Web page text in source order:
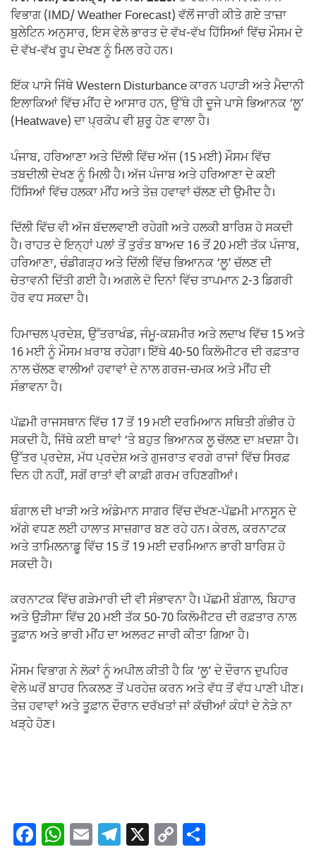
ਵਿਭਾਗ (IMD/ Weather Forecast) ਵੱਲੋਂ ਜਾਰੀ ਕੀਤੇ ਗਏ ਤਾਜ਼ਾ
ਬੁਲੇਟਿਨ ਅਨੁਸਾਰ, ਇਸ ਵੇਲੇ ਭਾਰਤ ਦੇ ਵੱਖ-ਵੱਖ ਹਿੱਸਿਆਂ ਵਿੱਚ ਮੌਸਮ ਦੇ
ਦੋ ਵੱਖ-ਵੱਖ ਰੂਪ ਦੇਖਣ ਨੂੰ ਮਿਲ ਰਹੇ ਹਨ।
ਇੱਕ ਪਾਸੇ ਜਿੱਥੇ Western Disturbance ਕਾਰਨ ਪਹਾੜੀ ਅਤੇ ਮੈਦਾਨੀ
ਇਲਾਕਿਆਂ ਵਿੱਚ ਮੀਂਹ ਦੇ ਆਸਾਰ ਹਨ, ਉੱਥੇ ਹੀ ਦੂਜੇ ਪਾਸੇ ਭਿਆਨਕ ‘ਲੂ’
(Heatwave) ਦਾ ਪ੍ਰਕੋਪ ਵੀ ਸ਼ੁਰੂ ਹੋਣ ਵਾਲਾ ਹੈ।
ਪੰਜਾਬ, ਹਰਿਆਣਾ ਅਤੇ ਦਿੱਲੀ ਵਿੱਚ ਅੱਜ (15 ਮਈ) ਮੌਸਮ ਵਿੱਚ
ਤਬਦੀਲੀ ਦੇਖਣ ਨੂੰ ਮਿਲੀ ਹੈ। ਅੱਜ ਪੰਜਾਬ ਅਤੇ ਹਰਿਆਣਾ ਦੇ ਕਈ
ਹਿੱਸਿਆਂ ਵਿੱਚ ਹਲਕਾ ਮੀਂਹ ਅਤੇ ਤੇਜ਼ ਹਵਾਵਾਂ ਚੱਲਣ ਦੀ ਉਮੀਦ ਹੈ।
ਦਿੱਲੀ ਵਿੱਚ ਵੀ ਅੱਜ ਬੱਦਲਵਾਈ ਰਹੇਗੀ ਅਤੇ ਹਲਕੀ ਬਾਰਿਸ਼ ਹੋ ਸਕਦੀ
ਹੈ। ਰਾਹਤ ਦੇ ਇਨ੍ਹਾਂ ਪਲਾਂ ਤੋਂ ਤੁਰੰਤ ਬਾਅਦ 16 ਤੋਂ 20 ਮਈ ਤੱਕ ਪੰਜਾਬ,
ਹਰਿਆਣਾ, ਚੰਡੀਗੜ੍ਹ ਅਤੇ ਦਿੱਲੀ ਵਿੱਚ ਭਿਆਨਕ ‘ਲੂ’ ਚੱਲਣ ਦੀ
ਚੇਤਾਵਨੀ ਦਿੱਤੀ ਗਈ ਹੈ। ਅਗਲੇ ਦੋ ਦਿਨਾਂ ਵਿੱਚ ਤਾਪਮਾਨ 2-3 ਡਿਗਰੀ
ਹੋਰ ਵਧ ਸਕਦਾ ਹੈ।
ਹਿਮਾਚਲ ਪ੍ਰਦੇਸ਼, ਉੱਤਰਾਖੰਡ, ਜੰਮੂ-ਕਸ਼ਮੀਰ ਅਤੇ ਲਦਾਖ ਵਿੱਚ 15 ਅਤੇ
16 ਮਈ ਨੂੰ ਮੌਸਮ ਖ਼ਰਾਬ ਰਹੇਗਾ। ਇੱਥੇ 40-50 ਕਿਲੋਮੀਟਰ ਦੀ ਰਫ਼ਤਾਰ
ਨਾਲ ਚੱਲਣ ਵਾਲੀਆਂ ਹਵਾਵਾਂ ਦੇ ਨਾਲ ਗਰਜ-ਚਮਕ ਅਤੇ ਮੀਂਹ ਦੀ
ਸੰਭਾਵਨਾ ਹੈ।
ਪੱਛਮੀ ਰਾਜਸਥਾਨ ਵਿੱਚ 17 ਤੋਂ 19 ਮਈ ਦਰਮਿਆਨ ਸਥਿਤੀ ਗੰਭੀਰ ਹੋ
ਸਕਦੀ ਹੈ, ਜਿੱਥੇ ਕਈ ਥਾਵਾਂ ‘ਤੇ ਬਹੁਤ ਭਿਆਨਕ ਲੂ ਚੱਲਣ ਦਾ ਖ਼ਦਸ਼ਾ ਹੈ।
ਉੱਤਰ ਪ੍ਰਦੇਸ਼, ਮੱਧ ਪ੍ਰਦੇਸ਼ ਅਤੇ ਗੁਜਰਾਤ ਵਰਗੇ ਰਾਜਾਂ ਵਿੱਚ ਸਿਰਫ਼
ਦਿਨ ਹੀ ਨਹੀਂ, ਸਗੋਂ ਰਾਤਾਂ ਵੀ ਕਾਫ਼ੀ ਗਰਮ ਰਹਿਣਗੀਆਂ।
ਬੰਗਾਲ ਦੀ ਖਾੜੀ ਅਤੇ ਅੰਡੇਮਾਨ ਸਾਗਰ ਵਿੱਚ ਦੱਖਣ-ਪੱਛਮੀ ਮਾਨਸੂਨ ਦੇ
ਅੱਗੇ ਵਧਣ ਲਈ ਹਾਲਾਤ ਸਾਜ਼ਗਾਰ ਬਣ ਰਹੇ ਹਨ। ਕੇਰਲ, ਕਰਨਾਟਕ
ਅਤੇ ਤਾਮਿਲਨਾਡੂ ਵਿੱਚ 15 ਤੋਂ 19 ਮਈ ਦਰਮਿਆਨ ਭਾਰੀ ਬਾਰਿਸ਼ ਹੋ
ਸਕਦੀ ਹੈ।
ਕਰਨਾਟਕ ਵਿੱਚ ਗੜੇਮਾਰੀ ਦੀ ਵੀ ਸੰਭਾਵਨਾ ਹੈ। ਪੱਛਮੀ ਬੰਗਾਲ, ਬਿਹਾਰ
ਅਤੇ ਉੜੀਸਾ ਵਿੱਚ 20 ਮਈ ਤੱਕ 50-70 ਕਿਲੋਮੀਟਰ ਦੀ ਰਫ਼ਤਾਰ ਨਾਲ
ਤੂਫ਼ਾਨ ਅਤੇ ਭਾਰੀ ਮੀਂਹ ਦਾ ਅਲਰਟ ਜਾਰੀ ਕੀਤਾ ਗਿਆ ਹੈ।
ਮੌਸਮ ਵਿਭਾਗ ਨੇ ਲੋਕਾਂ ਨੂੰ ਅਪੀਲ ਕੀਤੀ ਹੈ ਕਿ ‘ਲੂ’ ਦੇ ਦੌਰਾਨ ਦੁਪਹਿਰ
ਵੇਲੇ ਘਰੋਂ ਬਾਹਰ ਨਿਕਲਣ ਤੋਂ ਪਰਹੇਜ਼ ਕਰਨ ਅਤੇ ਵੱਧ ਤੋਂ ਵੱਧ ਪਾਣੀ ਪੀਣ।
ਤੇਜ਼ ਹਵਾਵਾਂ ਅਤੇ ਤੂਫ਼ਾਨ ਦੌਰਾਨ ਦਰੱਖਤਾਂ ਜਾਂ ਕੱਚੀਆਂ ਕੰਧਾਂ ਦੇ ਨੇੜੇ ਨਾ
ਖੜ੍ਹੇ ਹੋਣ।
F W E T X C